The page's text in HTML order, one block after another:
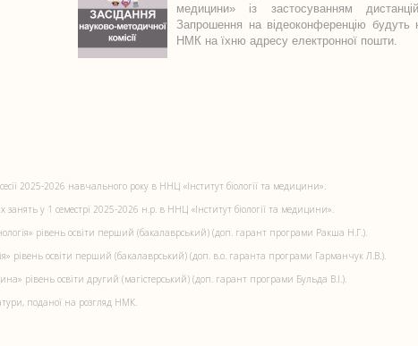
медицини» із застосуванням
Запрошення на відеоконференцію будуть
НМК на їхню адресу електронної пошти.
2025-2026 навчального року в ННЦ «Інститут біології та медицини».
у 1 семестрі 2025-2026 н.р. в ННЦ «Інститут біології та медицини».
рівень освіти перший (бакалаврський) (доп. гарант програми Ракша Н.Г.).
рівень освіти перший (бакалаврський) (доп. в.о. гаранта програми Гарманчук Л.В.).
рівень освіти другий (магістерський) (доп. гарант програми Бульда В.І.).
поданої на розгляд НМК.